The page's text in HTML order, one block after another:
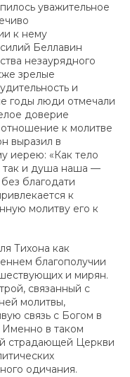
уважительное
к нему
Беллавин
незаурядного
зрелые
и
годы люди отмечали
доверие
к молитве
выразил в
иерею: «Как тело
так и душа наша —
благодати
к
молитву его к
Тихона как
благополучии
и мирян.
связанный с
молитвы,
связь с Богом в
Именно в таком
страдающей Церкви
одичания.